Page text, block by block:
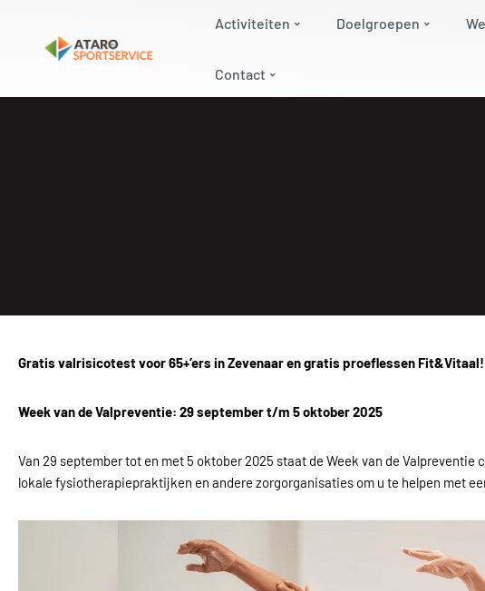
Activiteiten Doelgroepen
Contact
Gratis valrisicotest voor 65+’ers in Zevenaar en gratis proeflessen Fit&Vitaal!
Week van de Valpreventie: 29 september t/m 5 oktober 2025
Van 29 september tot en met 5 oktober 2025 staat de Week van de
lokale fysiotherapiepraktijken en andere zorgorganisaties om u te helpen met